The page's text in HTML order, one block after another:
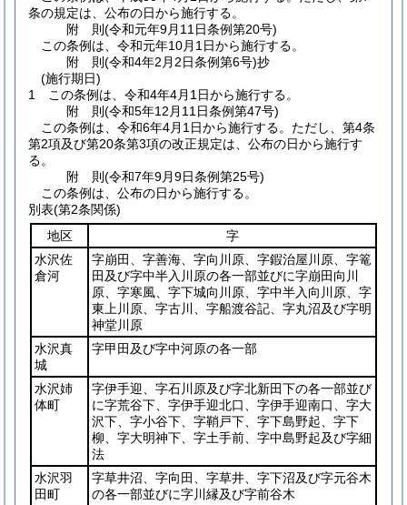
条の規定は、公布の日から施行する。
附 則(令和元年9月11日条例第20号)
この条例は、令和元年10月1日から施行する。
附 則(令和4年2月2日条例第6号)抄
(施行期日)
1
この条例は、令和4年4月1日から施行する。
附 則(令和5年12月11日条例第47号)
この条例は、令和6年4月1日から施行する。 ただし、第4条
第2項及び第20条第3項の改正規定は、公布の日から施行す
る。
附 則(令和7年9月9日条例第25号)
この条例は、公布の日から施行する。
別表(第2条関係)
地区
字
水沢佐
倉河
字崩田、字善海、字向川原、字鍜治屋川原、字篭
田及び字中半入川原の各一部並びに字崩田向川
原、字寒風、字下城向川原、字中半入向川原、字
東上川原、字古川、字船渡谷記、字丸沼及び字明
神堂川原
水沢真
城
字甲田及び字中河原の各一部
水沢姉
体町
字伊手迎、字石川原及び字北新田下の各一部並び
に字荒谷下、字伊手迎北口、字伊手迎南口、字大
沢下、字小谷下、字鞘戸下、字下島野起、字下
柳、字大明神下、字土手前、字中島野起及び字細
法
水沢羽
田町
字草井沼、字向田、字草井、字下沼及び字元谷木
の各一部並びに字川縁及び字前谷木